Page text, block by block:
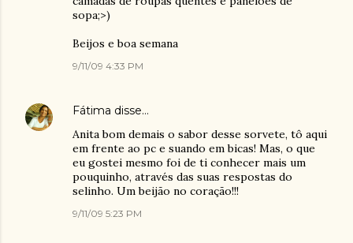
sopa;>)
Beijos e boa semana
9/11/09 4:33 PM
Fátima disse…
Anita bom demais o sabor desse sorvete, tô aqui
em frente ao pc e suando em bicas! Mas, o que
eu gostei mesmo foi de ti conhecer mais um
pouquinho, através das suas respostas do
selinho. Um beijão no coração!!!
9/11/09 5:23 PM